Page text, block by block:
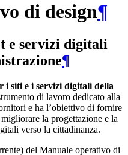
di design¶
e servizi digitali
¶
i siti e i servizi digitali della
di lavoro dedicato alla
e ha l’obiettivo di fornire
la progettazione e la
verso la cittadinanza.
del Manuale operativo di